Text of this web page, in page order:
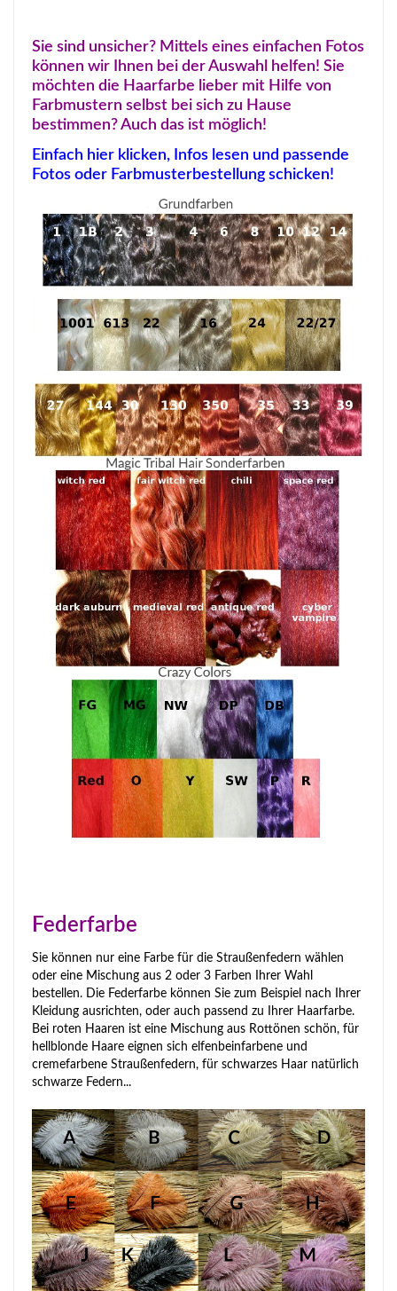
Sie sind unsicher? Mittels eines einfachen Fotos
können wir Ihnen bei der Auswahl helfen! Sie
möchten die Haarfarbe lieber mit Hilfe von
Farbmustern selbst bei sich zu Hause
bestimmen? Auch das ist möglich!
Einfach hier klicken, Infos lesen und passende
Fotos oder Farbmusterbestellung schicken!
Federfarbe
Sie können nur eine Farbe für die Straußenfedern wählen
oder eine Mischung aus 2 oder 3 Farben Ihrer Wahl
bestellen. Die Federfarbe können Sie zum Beispiel nach Ihrer
Kleidung ausrichten, oder auch passend zu Ihrer Haarfarbe.
Bei roten Haaren ist eine Mischung aus Rottönen schön, für
hellblonde Haare eignen sich elfenbeinfarbene und
cremefarbene Straußenfedern, für schwarzes Haar natürlich
schwarze Federn...